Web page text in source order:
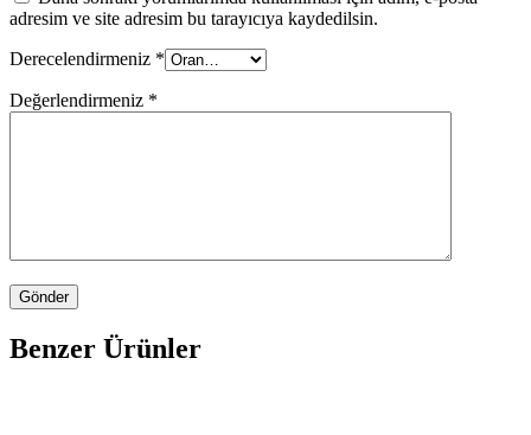
adresim ve site adresim bu tarayıcıya kaydedilsin.
Derecelendirmeniz *
Değerlendirmeniz *
Benzer Ürünler